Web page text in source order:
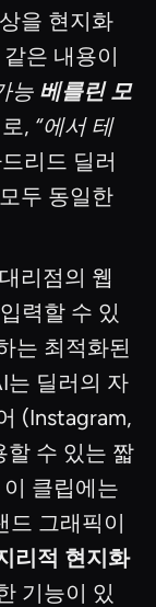
을 현지화
은 내용이
능 베를린 모
, “에서 테
리드 딜러
두 동일한
리점의 웹
력할 수 있
는 최적화된
는 딜러의 자
(Instagram,
할 수 있는 짧
클립에는
드 그래픽이
리적 현지화
기능이 있